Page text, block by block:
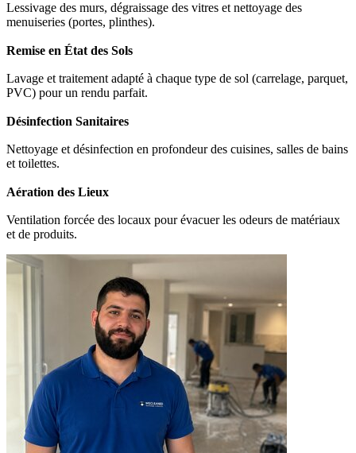
Lessivage des murs, dégraissage des vitres et nettoyage des
menuiseries (portes, plinthes).
Remise en État des Sols
Lavage et traitement adapté à chaque type de sol (carrelage, parquet,
PVC) pour un rendu parfait.
Désinfection Sanitaires
Nettoyage et désinfection en profondeur des cuisines, salles de bains
et toilettes.
Aération des Lieux
Ventilation forcée des locaux pour évacuer les odeurs de matériaux
et de produits.